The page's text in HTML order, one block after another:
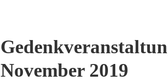
November 2019